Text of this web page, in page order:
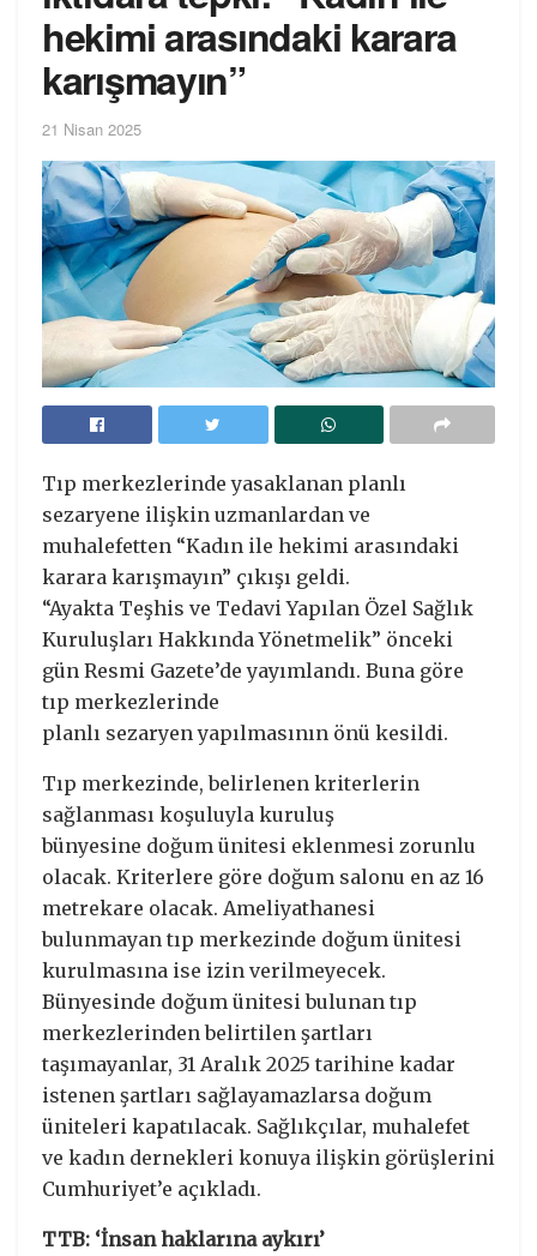
hekimi arasındaki karara
karışmayın”
21 Nisan 2025
Tıp merkezlerinde yasaklanan planlı
sezaryene ilişkin uzmanlardan ve
muhalefetten “Kadın ile hekimi arasındaki
karara karışmayın” çıkışı geldi.
“Ayakta Teşhis ve Tedavi Yapılan Özel Sağlık
Kuruluşları Hakkında Yönetmelik” önceki
gün Resmi Gazete’de yayımlandı. Buna göre
tıp merkezlerinde
planlı sezaryen yapılmasının önü kesildi.
Tıp merkezinde, belirlenen kriterlerin
sağlanması koşuluyla kuruluş
bünyesine doğum ünitesi eklenmesi zorunlu
olacak. Kriterlere göre doğum salonu en az 16
metrekare olacak. Ameliyathanesi
bulunmayan tıp merkezinde doğum ünitesi
kurulmasına ise izin verilmeyecek.
Bünyesinde doğum ünitesi bulunan tıp
merkezlerinden belirtilen şartları
taşımayanlar, 31 Aralık 2025 tarihine kadar
istenen şartları sağlayamazlarsa doğum
üniteleri kapatılacak. Sağlıkçılar, muhalefet
ve kadın dernekleri konuya ilişkin görüşlerini
Cumhuriyet’e açıkladı.
TTB: ‘İnsan haklarına aykırı’